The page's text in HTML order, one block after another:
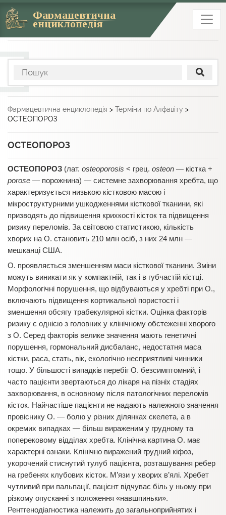
Фармацевтична
енциклопедія
Фармацевтична енциклопедія > Терміни по Алфавіту >
ОСТЕОПОРОЗ
ОСТЕОПОРОЗ
ОСТЕОПОРОЗ (лат. osteoporosis < грец. osteon — кістка +
porosе — порожнина) — системне захворювання хребта, що
характеризується низькою кістковою масою і
мікроструктурними ушкодженнями кісткової тканини, які
призводять до підвищення крихкості кісток та підвищення
ризику переломів. За світовою статистикою, кількість
хворих на О. становить 210 млн осіб, з них 24 млн —
мешканці США.
О. проявляється зменшенням маси кісткової тканини. Зміни
можуть виникати як у компактній, так і в губчастій кістці.
Морфологічні порушення, що відбуваються у хребті при О.,
включають підвищення кортикальної пористості і
зменшення обсягу трабекулярної кістки. Оцінка факторів
ризику є однією з головних у клінічному обстеженні хворого
з О. Серед факторів велике значення мають генетичні
порушення, гормональний дисбаланс, недостатня маса
кістки, раса, стать, вік, екологічно несприятливі чинники
тощо. У більшості випадків перебіг О. безсимптомний, і
часто пацієнти звертаються до лікаря на пізніх стадіях
захворювання, в основному після патологічних переломів
кісток. Найчастіше пацієнти не надають належного значення
провіснику О. — болю у різних ділянках скелета, а в
окремих випадках — більш вираженим у грудному та
поперековому відділах хребта. Клінічна картина О. має
характерні ознаки. Клінічно виражений грудний кіфоз,
укорочений стиснутий тулуб пацієнта, розташування ребер
на гребенях клубових кісток. М’язи у хворих в’ялі. Хребет
чутливий при пальпації, пацієнт відчуває біль у ньому при
різкому опусканні з положення «навшпиньки».
Рентгенодіагностика належить до загальноприйнятих і